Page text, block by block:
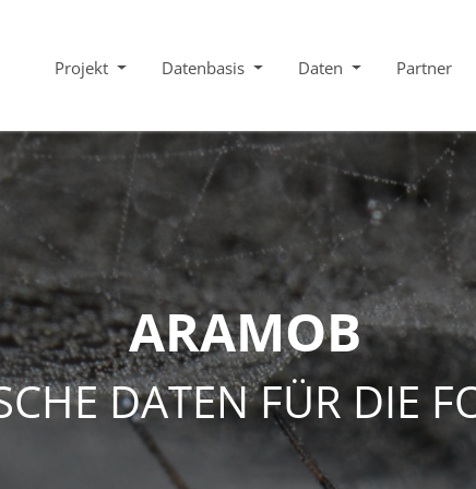
Projekt Datenbasis Daten Partner
ARAMOB
DATEN FÜR DIE